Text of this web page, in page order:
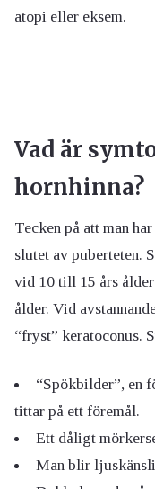
atopi eller eksem.
Vad är
hornhinna?
Tecken på att man
slutet av puberteten.
vid 10 till 15 års ålder
ålder. Vid
“fryst” keratoconus.
“Spökbilder”, en
tittar på ett föremål.
Ett dåligt
Man blir